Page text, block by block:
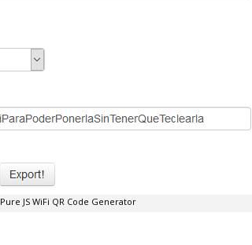
Pure JS WiFi QR Code Generator